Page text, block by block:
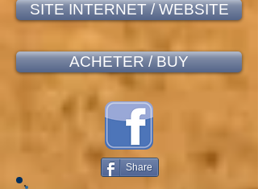
SITE INTERNET / WEBSITE
ACHETER / BUY
Share